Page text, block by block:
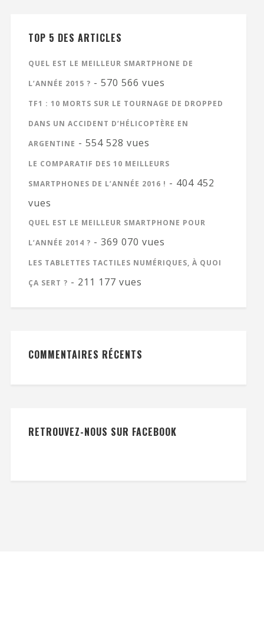
TOP 5 DES ARTICLES
QUEL EST LE MEILLEUR SMARTPHONE DE
L’ANNÉE 2015 ? - 570 566 vues
TF1 : 10 MORTS SUR LE TOURNAGE DE DROPPED
DANS UN ACCIDENT D’HÉLICOPTÈRE EN
ARGENTINE - 554 528 vues
LE COMPARATIF DES 10 MEILLEURS
SMARTPHONES DE L’ANNÉE 2016 ! - 404 452
vues
QUEL EST LE MEILLEUR SMARTPHONE POUR
L’ANNÉE 2014 ? - 369 070 vues
LES TABLETTES TACTILES NUMÉRIQUES, À QUOI
ÇA SERT ? - 211 177 vues
COMMENTAIRES RÉCENTS
RETROUVEZ-NOUS SUR FACEBOOK